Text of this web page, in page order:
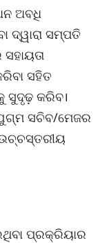
ଅବଧି
ଦ୍ୱାରା ସମ୍ପତି
ସହିତ
ସୁଦୃଢ଼ କରିବ।
ସଚିବ/ମେଜର
ଉଚ୍ଚସ୍ତରୀୟ
ପ୍ରକ୍ରିୟାର